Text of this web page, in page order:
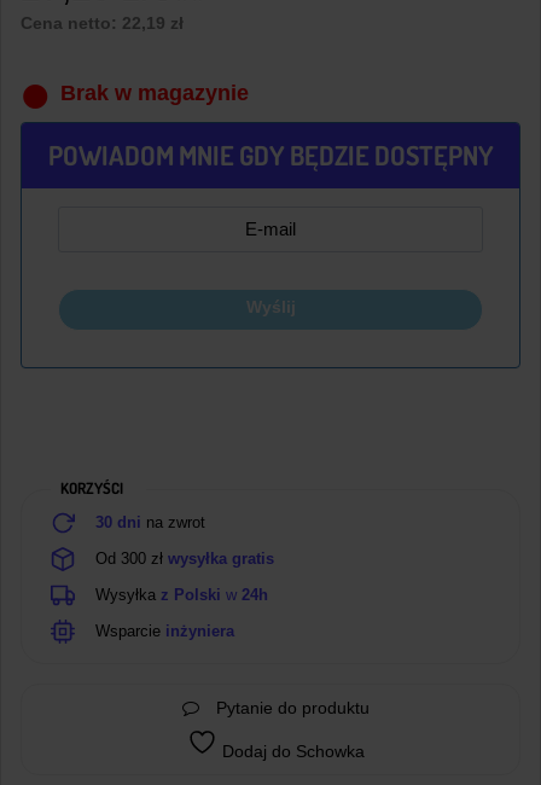
Cena netto: 22,19 zł
Brak w magazynie
POWIADOM MNIE GDY BĘDZIE DOSTĘPNY
Wyślij
KORZYŚCI
30 dni na zwrot
Od 300 zł wysyłka gratis
Wysyłka z Polski w 24h
Wsparcie inżyniera
Pytanie do produktu
Dodaj do Schowka